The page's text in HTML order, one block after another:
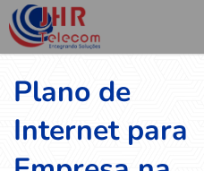
Plano de
Internet para